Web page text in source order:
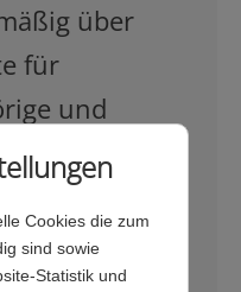
über
für
und
unseren
melden
Cookies die zum
sind sowie
Statistik und